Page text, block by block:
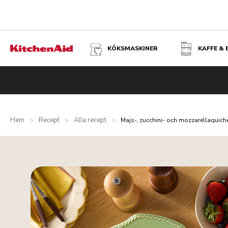
KÖKSMASKINER KAFFE &
Hem > Recept > Alla recept > Majs-, zucchini- och